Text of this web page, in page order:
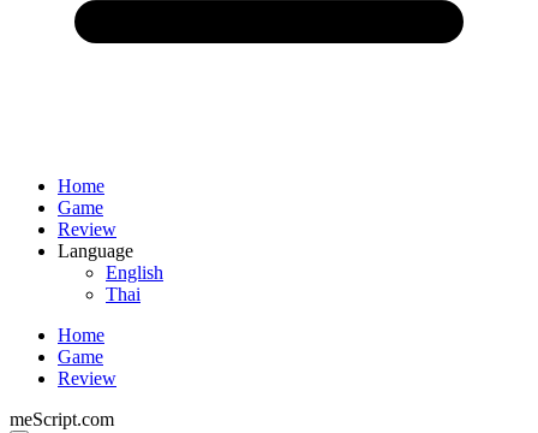
Home
Game
Review
Language
English
Thai
Home
Game
Review
meScript.com